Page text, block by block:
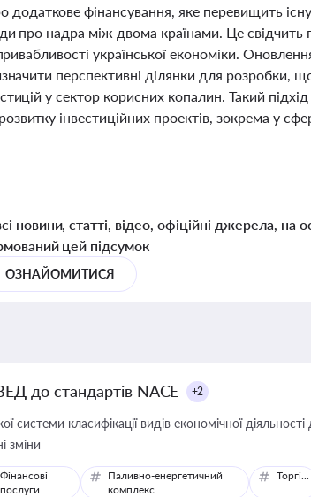
фінансування, яке перевищить
про надра між двома країнами. Це свідчить
української економіки.
перспективні ділянки для розробки,
у сектор корисних копалин. Такий
інвестиційних проектів, зокрема у
новини, статті, відео, офіційні джерела, на
цей підсумок
ОЗНАЙОМИТИСЯ
до стандартів NACE +2
системи класифікації видів економічної
зміни
Фінансові
послуги
Паливно-енергетичний
комплекс
Торгівля